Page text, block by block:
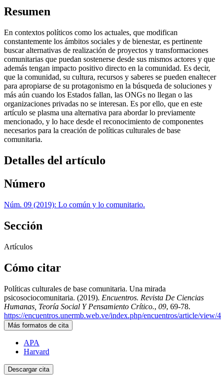
Resumen
En contextos políticos como los actuales, que modifican
constantemente los ámbitos sociales y de bienestar, es pertinente
buscar alternativas de realización de proyectos y transformaciones
comunitarias que puedan sostenerse desde sus mismos actores y que
además tengan impacto positivo directo en la comunidad. Es decir,
que la comunidad, su cultura, recursos y saberes se pueden enaltecer
para apropiarse de su protagonismo en la búsqueda de soluciones y
más aún cuando los Estados fallan, las ONGs no llegan o las
organizaciones privadas no se interesan. Es por ello, que en este
artículo se plasma una alternativa para abordar lo previamente
mencionado, y lo hace desde el reconocimiento de componentes
necesarios para la creación de políticas culturales de base
comunitaria.
Detalles del artículo
Número
Núm. 09 (2019): Lo común y lo comunitario.
Sección
Artículos
Cómo citar
Políticas culturales de base comunitaria. Una mirada
psicosociocomunitaria. (2019). Encuentros. Revista De Ciencias
Humanas, Teoría Social Y Pensamiento Crítico., 09, 69-78.
https://encuentros.unermb.web.ve/index.php/encuentros/article/view/
Más formatos de cita
APA
Harvard
Descargar cita